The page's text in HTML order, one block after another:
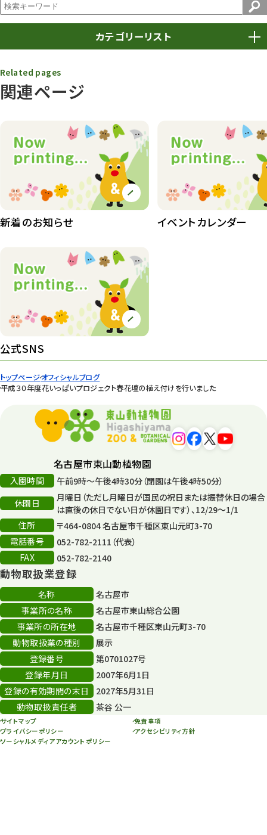
トップページオフィシャルブログ
平成３０年度花いっぱいプロジェクト春花壇の植え付けを行いました
カテゴリーリスト
動物園
動物園その他 117
植物園 510
植物たち 407
植物園長の庭
桜情報
紅葉情報
ズーボ
イベント
環境教育
平和公園
森のとこやさん 121
再生
再生フォーラム
80周年
その他
その他イベント
スカイタワー
年末年始のイベント
秋まつり
関連ページ
Related pages
新着のお知らせ イベントカレンダー
公式SNS
名古屋市東山動植物園
入園時間
午前9時～午後4時30分（閉園は午後4時50分）
休園日
月曜日（ただし月曜日が国民の祝日または振替休日の場合
は直後の休日でない日が休園日です）、12/29～1/1
住所
〒464-0804 名古屋市千種区東山元町3-70
電話番号
052-782-2111（代表）
FAX
052-782-2140
動物取扱業登録
名称
名古屋市
事業所の名称
名古屋市東山総合公園
事業所の所在地
名古屋市千種区東山元町3-70
動物取扱業の種別
展示
登録番号
第0701027号
登録年月日
2007年6月1日
登録の有効期間の末日
2027年5月31日
動物取扱責任者
茶谷 公一
サイトマップ
免責事項
プライバシーポリシー
アクセシビリティ方針
ソーシャルメディアアカウントポリシー